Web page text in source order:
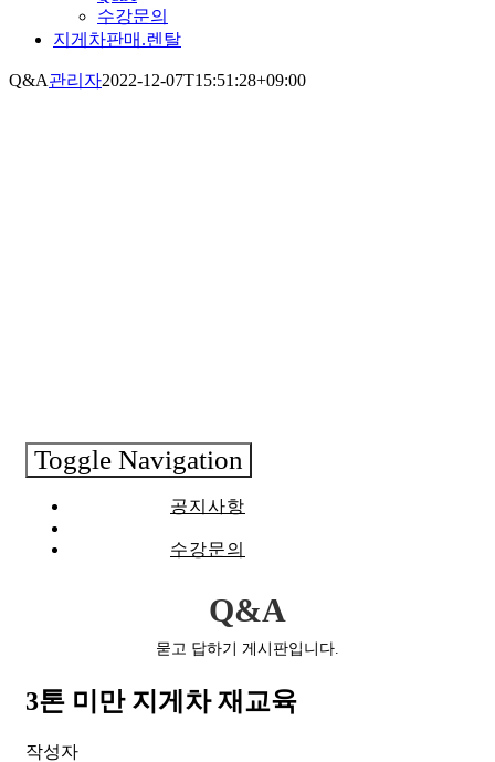
수강문의
지게차판매.렌탈
Q&A관리자2022-12-07T15:51:28+09:00
Toggle Navigation
공지사항
수강문의
Q&A
묻고 답하기 게시판입니다.
3톤 미만 지게차 재교육
작성자